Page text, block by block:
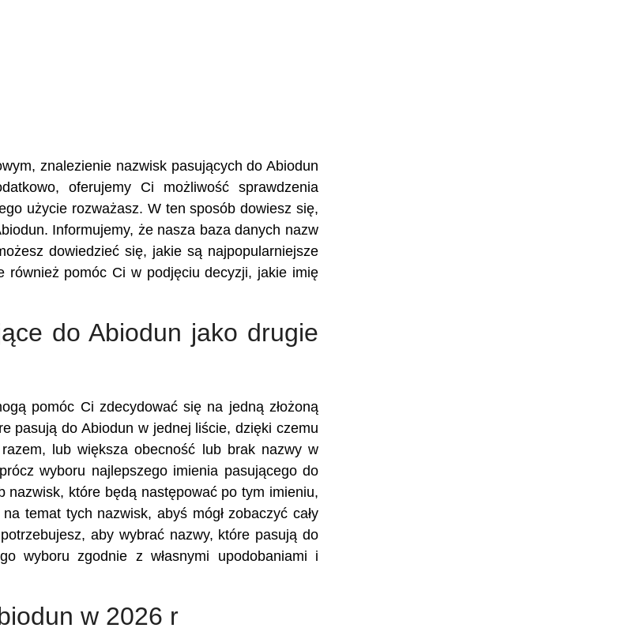
znalezienie nazwisk pasujących do Abiodun
oferujemy Ci możliwość sprawdzenia
użycie rozważasz. W ten sposób dowiesz się,
Informujemy, że nasza baza danych nazw
dowiedzieć się, jakie są najpopularniejsze
również pomóc Ci w podjęciu decyzji, jakie imię
do Abiodun jako drugie
pomóc Ci zdecydować się na jedną złożoną
pasują do Abiodun w jednej liście, dzięki czemu
lub większa obecność lub brak nazwy w
wyboru najlepszego imienia pasującego do
które będą następować po tym imieniu,
temat tych nazwisk, abyś mógł zobaczyć cały
aby wybrać nazwy, które pasują do
wyboru zgodnie z własnymi upodobaniami i
w 2026 r